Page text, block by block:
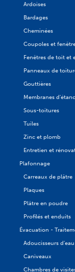
Ardoises
Bardages
Cheminées
Coupoles et
Fenêtres de toit et
Panneaux de
Gouttières
Membranes
Sous-toitures
Tuiles
Zinc et plomb
Entretien et
Plafonnage
Carreaux de plâtre
Plaques
Plâtre en poudre
Profilés et enduits
Évacuation -
Adoucisseurs d'eau
Caniveaux
Chambres de